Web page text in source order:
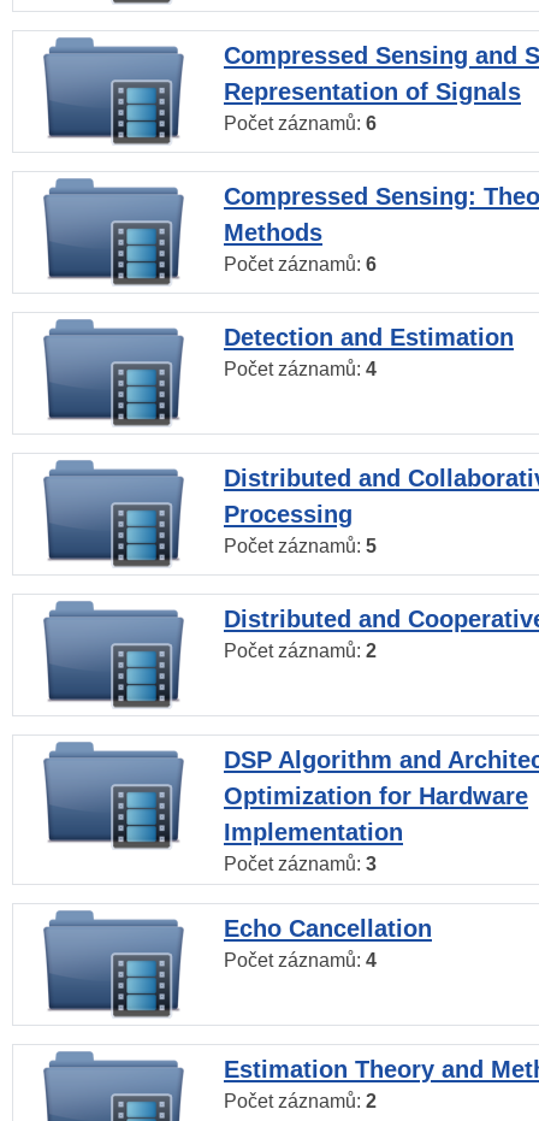
Compressed Sensing and
Representation of Signals
Počet záznamů: 6
Compressed Sensing:
Methods
Počet záznamů: 6
Detection and Estimation
Počet záznamů: 4
Distributed and
Processing
Počet záznamů: 5
Distributed and
Počet záznamů: 2
DSP Algorithm and
Optimization for Hardware
Implementation
Počet záznamů: 3
Echo Cancellation
Počet záznamů: 4
Estimation Theory and
Počet záznamů: 2